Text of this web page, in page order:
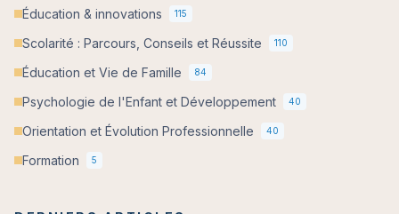
Éducation & innovations
115
Scolarité : Parcours, Conseils et Réussite 110
Éducation et Vie de Famille 84
Psychologie de l'Enfant et Développement 40
Orientation et Évolution Professionnelle 40
Formation 5